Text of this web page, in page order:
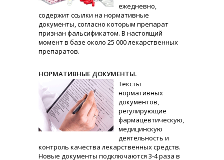
ежедневно,
содержит ссылки на нормативные
документы, согласно которым препарат
признан фальсификатом. В настоящий
момент в базе около 25 000 лекарственных
препаратов.
НОРМАТИВНЫЕ ДОКУМЕНТЫ.
Тексты
нормативных
документов,
регулирующие
фармацевтическую,
медицинскую
деятельность и
контроль качества лекарственных средств.
Новые документы подключаются 3-4 раза в